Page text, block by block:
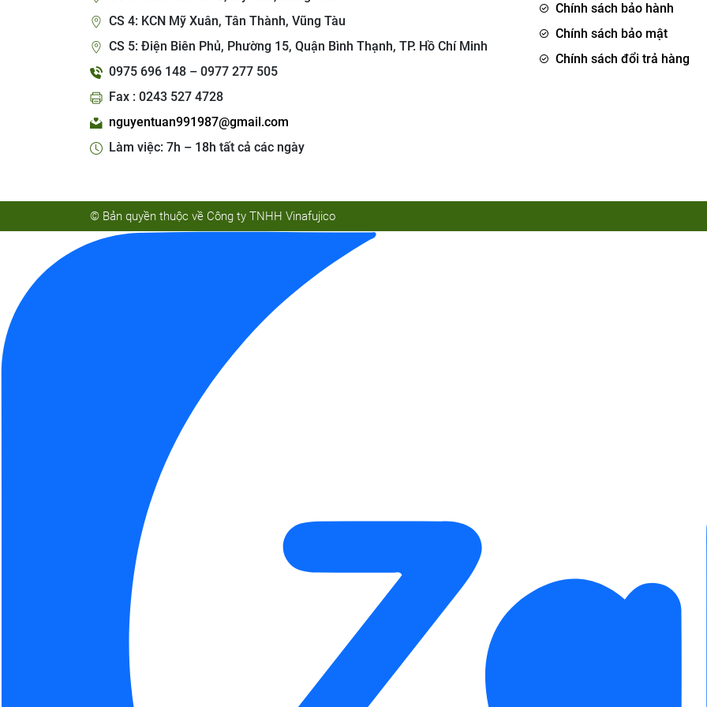
CS 4: KCN Mỹ Xuân, Tân Thành, Vũng Tàu
CS 5: Điện Biên Phủ, Phường 15, Quận Bình Thạnh, TP. Hồ Chí Minh
0975 696 148 – 0977 277 505
Fax : 0243 527 4728
nguyentuan991987@gmail.com
Làm việc: 7h – 18h tất cả các ngày
Chính sách bảo hành
Chính sách bảo mật
Chính sách đổi trả hàng
© Bản quyền thuộc về Công ty TNHH Vinafujico